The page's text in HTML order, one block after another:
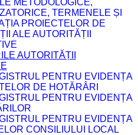
METODOLOGICE,
TERMENELE ȘI
PROIECTELOR DE
ALE AUTORITĂȚII
AUTORITĂȚII
PENTRU EVIDENȚA
DE HOTĂRÂRI
PENTRU EVIDENȚA
PENTRU EVIDENȚA
CONSILIULUI LOCAL